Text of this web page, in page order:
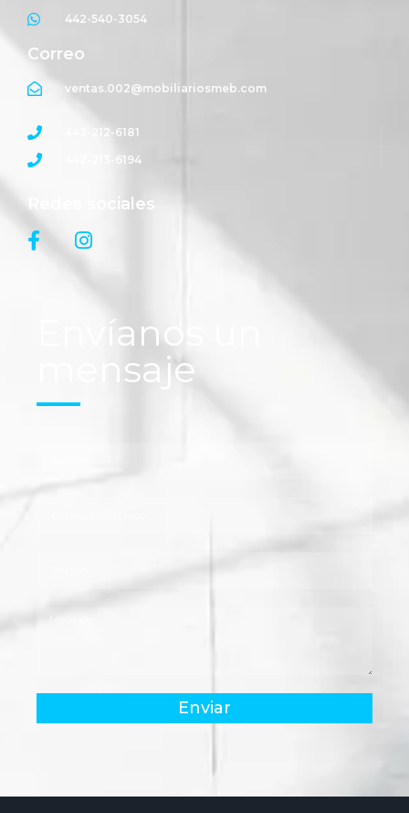
442-540-3054
Correo
ventas.002@mobiliariosmeb.com
442-212-6181
442-213-6194
Redes sociales
Envíanos un
mensaje
Enviar